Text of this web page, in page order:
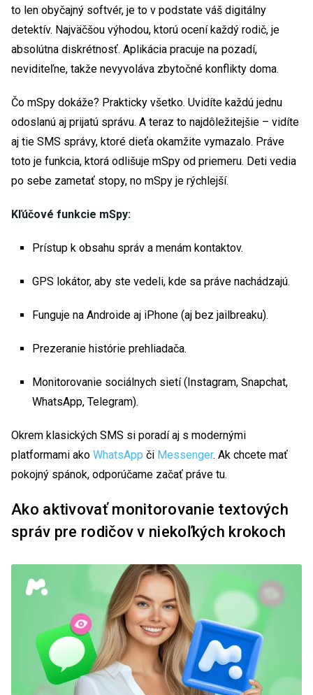
to len obyčajný softvér, je to v podstate váš digitálny
detektív. Najväčšou výhodou, ktorú ocení každý rodič, je
absolútna diskrétnosť. Aplikácia pracuje na pozadí,
neviditeľne, takže nevyvoláva zbytočné konflikty doma.
Čo mSpy dokáže? Prakticky všetko. Uvidíte každú jednu
odoslanú aj prijatú správu. A teraz to najdôležitejšie – vidíte
aj tie SMS správy, ktoré dieťa okamžite vymazalo. Práve
toto je funkcia, ktorá odlišuje mSpy od priemeru. Deti vedia
po sebe zametať stopy, no mSpy je rýchlejší.
Kľúčové funkcie mSpy:
Prístup k obsahu správ a menám kontaktov.
GPS lokátor, aby ste vedeli, kde sa práve nachádzajú.
Funguje na Androide aj iPhone (aj bez jailbreaku).
Prezeranie histórie prehliadača.
Monitorovanie sociálnych sietí (Instagram, Snapchat,
WhatsApp, Telegram).
Okrem klasických SMS si poradí aj s modernými
platformami ako WhatsApp či Messenger. Ak chcete mať
pokojný spánok, odporúčame začať práve tu.
Ako aktivovať monitorovanie textových
správ pre rodičov v niekoľkých krokoch